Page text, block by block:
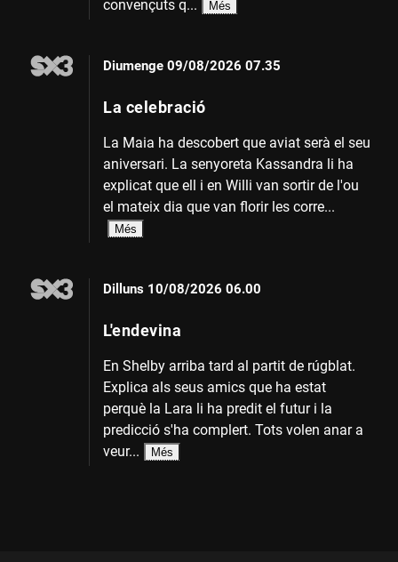
convençuts q...
Més
Diumenge 09/08/2026 07.35
La celebració
La Maia ha descobert que aviat serà el seu
aniversari. La senyoreta Kassandra li ha
explicat que ell i en Willi van sortir de l'ou
el mateix dia que van florir les corre...
Més
Dilluns 10/08/2026 06.00
L'endevina
En Shelby arriba tard al partit de rúgblat.
Explica als seus amics que ha estat
perquè la Lara li ha predit el futur i la
predicció s'ha complert. Tots volen anar a
veur...
Més